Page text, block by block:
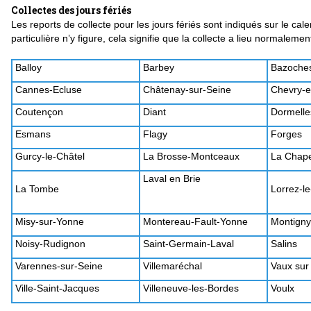
Collectes des jours fériés
Les reports de collecte pour les jours fériés sont indiqués sur le
particulière n’y figure, cela signifie que la collecte a lieu
Balloy Barbey
Cannes-Ecluse
Châtenay-sur-Seine
Chevry-
Coutençon
Diant
Esmans
Flagy
Forges
Gurcy-le-Châtel
La Brosse-Montceaux La
La Tombe
Laval en Brie
Lorrez-
Misy-sur-Yonne Montereau-Fault-Yonne
Noisy-Rudignon
Saint-Germain-Laval
Salins
Varennes-sur-Seine
Villemaréchal
Vaux
Ville-Saint-Jacques
Villeneuve-les-Bordes Voulx